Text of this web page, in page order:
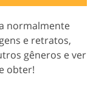
normalmente
e retratos,
gêneros e ver
obter!